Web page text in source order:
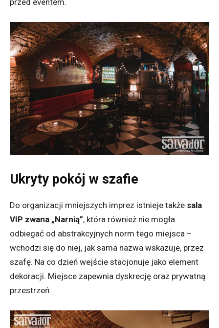
Ukryty pokój w szafie
Do organizacji mniejszych imprez istnieje także sala
VIP zwana „Narnią”, która również nie mogła
odbiegać od abstrakcyjnych norm tego miejsca –
wchodzi się do niej, jak sama nazwa wskazuje, przez
szafę. Na co dzień wejście stacjonuje jako element
dekoracji. Miejsce zapewnia dyskrecję oraz prywatną
przestrzeń.